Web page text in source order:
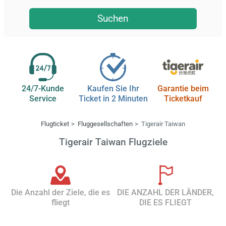
Suchen
24/7-Kunde
Service
Kaufen Sie Ihr
Ticket in 2 Minuten
Garantie beim
Ticketkauf
Flugticket Fluggesellschaften Tigerair Taiwan
Tigerair Taiwan Flugziele
Die Anzahl der Ziele, die es
fliegt
DIE ANZAHL DER LÄNDER,
DIE ES FLIEGT